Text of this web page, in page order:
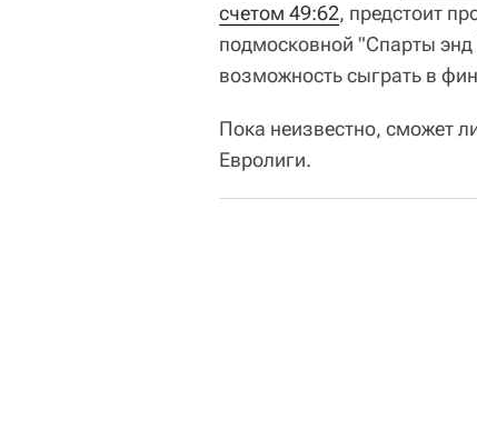
счетом 49:62, предстоит
подмосковной "Спарты
возможность сыграть в
Пока неизвестно, сможет
Евролиги.